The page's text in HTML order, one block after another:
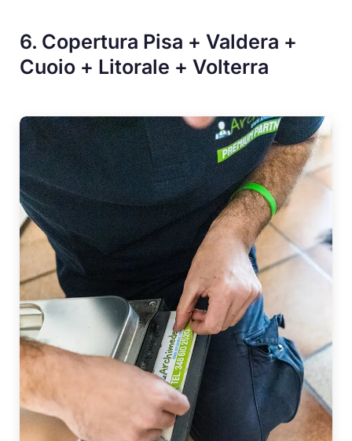
6. Copertura Pisa + Valdera +
Cuoio + Litorale + Volterra